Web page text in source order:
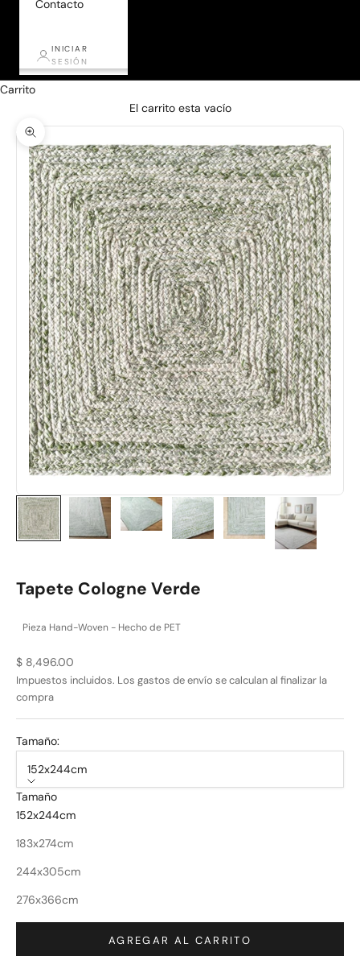
Contacto
INICIAR
SESIÓN
Carrito
El carrito esta vacío
Zoom
Tapete Cologne Verde
Pieza Hand-Woven - Hecho de PET
Precio de oferta
$ 8,496.00
Impuestos incluidos. Los gastos de envío se calculan al finalizar la
compra
Tamaño:
152x244cm
Tamaño
152x244cm
183x274cm
244x305cm
276x366cm
AGREGAR AL CARRITO